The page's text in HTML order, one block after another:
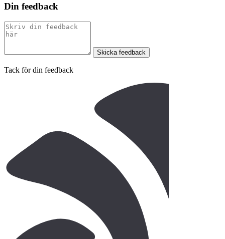
Din feedback
Skicka feedback
Tack för din feedback